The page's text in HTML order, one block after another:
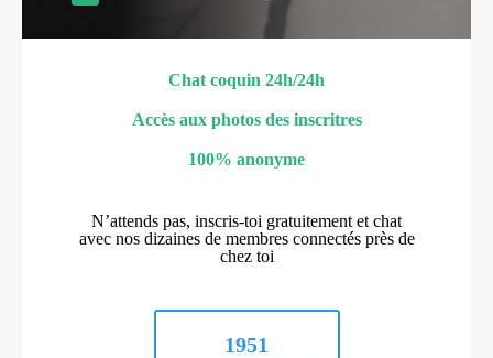
Chat coquin 24h/24h
Accès aux photos des inscritres
100% anonyme
N’attends pas, inscris-toi gratuitement et chat
avec nos dizaines de membres connectés près de
chez toi
1951